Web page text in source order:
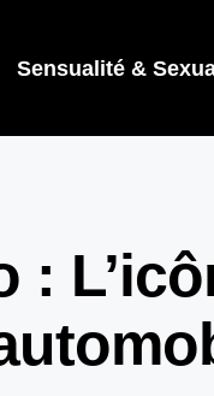
Sensualité &
: